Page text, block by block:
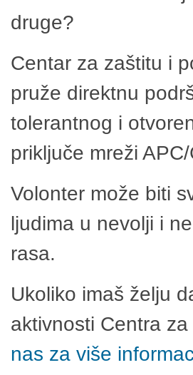
druge?
Centar za zaštitu i
pruže direktnu
tolerantnog i
priključe mreži
Volonter može biti
ljudima u nevolji i
rasa.
Ukoliko imaš želju
aktivnosti Centra
nas za više